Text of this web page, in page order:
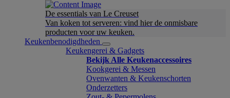
De essentials van Le Creuset
Van koken tot serveren: vind hier de onmisbare
producten voor uw keuken.
Keukenbenodigdheden
Keukengerei & Gadgets
Bekijk Alle Keukenaccessoires
Kookgerei & Messen
Ovenwanten & Keukenschorten
Onderzetters